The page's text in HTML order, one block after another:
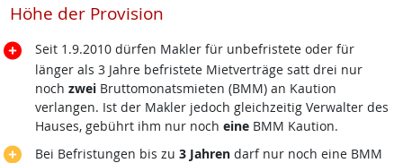
Höhe der Provision
Seit 1.9.2010 dürfen Makler für unbefristete oder für
länger als 3 Jahre befristete Mietverträge satt drei nur
noch zweiBruttomonatsmieten (BMM) an Kaution
verlangen. Ist der Makler jedoch gleichzeitig Verwalter des
Hauses, gebührt ihm nur noch eineBMM Kaution.
Bei Befristungen bis zu 3 Jahrendarf nur noch eine BMM